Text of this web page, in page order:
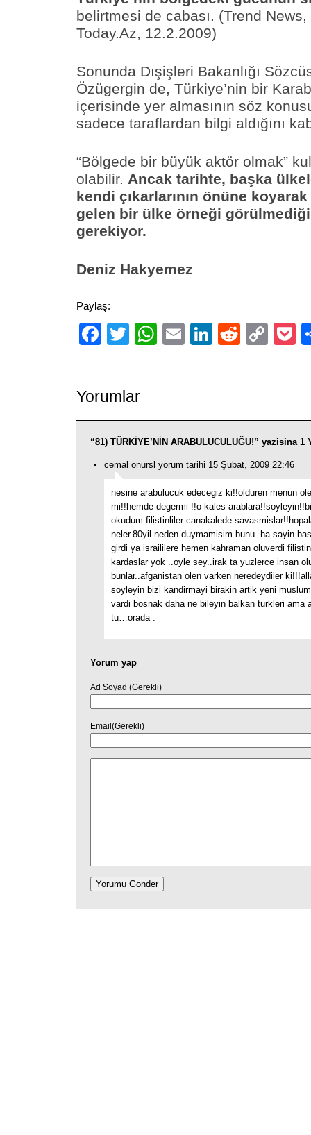
belirtmesi de cabası. (Trend
Today.Az, 12.2.2009)
Sonunda Dışişleri Bakanlığı
Özügergin de, Türkiye’nin bir
içerisinde yer almasının söz
sadece taraflardan bilgi aldığını
“Bölgede bir büyük aktör olmak”
olabilir. Ancak tarihte, başka
kendi çıkarlarının önüne
gelen bir ülke örneği
gerekiyor.
Deniz Hakyemez
Paylaş:
Facebook
TwitterWhatsApp
EmailLinkedIn
Reddit
Yorumlar
“81) TÜRKİYE’NİN ARABULUCULUĞU!” yazisina
cemal onursl yorum tarihi 15 Şubat, 2009 22:46
nesine arabulucuk edecegiz ki!!olduren menun
mi!!hemde degermi !!o kales
okudum filistinliler canakalede
neler.80yil neden duymamisim bunu..ha sayin
girdi ya israililere hemen kahraman oluverdi
kardaslar yok ..oyle sey..irak ta yuzlerce insan
bunlar..afganistan olen varken neredeydiler
soyleyin bizi kandirmayi birakin artik yeni
vardi bosnak daha ne bileyin balkan turkleri ama
tu…orada .
Yorum yap
Ad Soyad (Gerekli)
Email(Gerekli)